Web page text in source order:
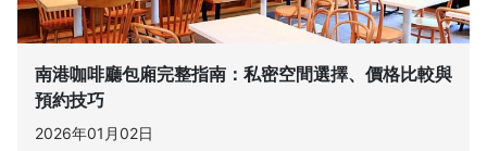
南港咖啡廳包廂完整指南：私密空間選擇、價格比較與
預約技巧
2026年01月02日